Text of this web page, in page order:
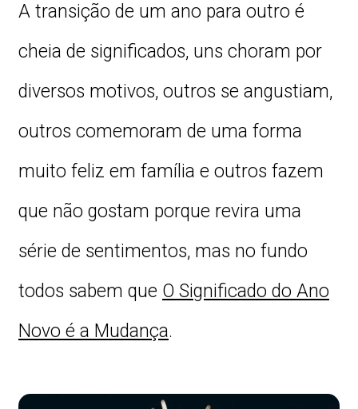
A transição de um ano para outro é
cheia de significados, uns choram por
diversos motivos, outros se angustiam,
outros comemoram de uma forma
muito feliz em família e outros fazem
que não gostam porque revira uma
série de sentimentos, mas no fundo
todos sabem que O Significado do Ano
Novo é a Mudança.